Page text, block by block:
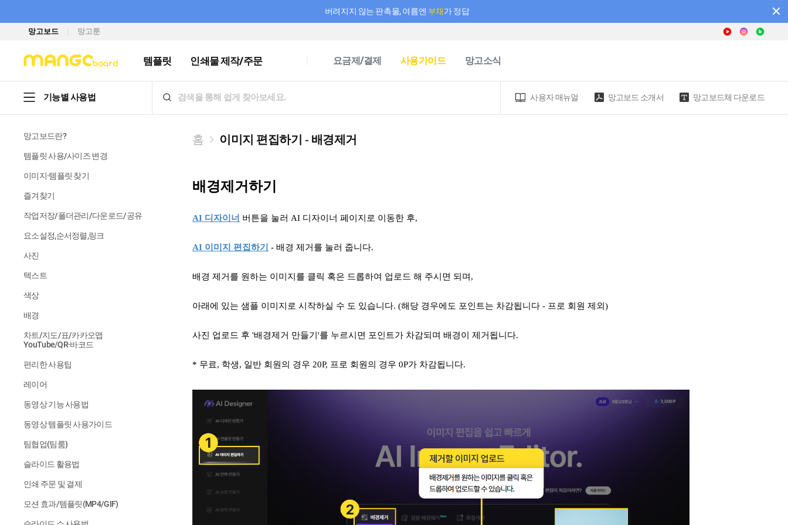
버려지지 않는 판촉물, 여름엔 부채가 정답
망고보드 망고툰
템플릿 인쇄물 제작/주문 요금제/결제 사용가이드 망고소식
기능별 사용법
망고보드란?
템플릿 사용/사이즈 변경
이미지·템플릿 찾기
즐겨찾기
작업저장/폴더관리/다운로드/공유
요소설정,순서정렬,링크
사진
텍스트
색상
배경
차트/지도/표/카카오맵
YouTube/QR·바코드
편리한 사용팁
레이어
동영상 기능 사용법
동영상 템플릿 사용가이드
팀협업(팀룸)
슬라이드 활용법
인쇄 주문 및 결제
모션 효과/템플릿(MP4/GIF)
사용자 매뉴얼 망고보드 소개서 망고보드체 다운로드
홈 이미지 편집하기 - 배경제거
배경제거하기
AI 디자이너 버튼을 눌러 AI 디자이너 페이지로 이동한 후,
AI 이미지 편집하기 - 배경 제거를 눌러 줍니다.
배경 제거를 원하는 이미지를 클릭 혹은 드롭하여 업로드 해 주시면 되며,
아래에 있는 샘플 이미지로 시작하실 수 도 있습니다. (해당 경우에도 포인트는 차감됩니다 - 프로 회원 제외)
사진 업로드 후 '배경제거 만들기'를 누르시면 포인트가 차감되며 배경이 제거됩니다.
* 무료, 학생, 일반 회원의 경우 20P, 프로 회원의 경우 0P가 차감됩니다.